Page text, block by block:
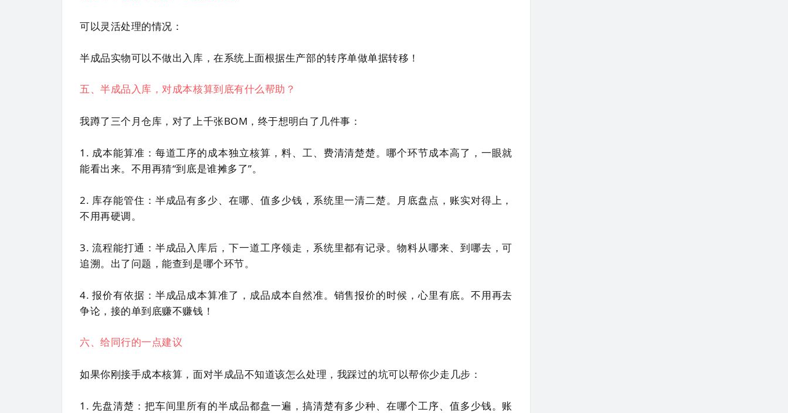
可以灵活处理的情况：
半成品实物可以不做出入库，在系统上面根据生产部的转序单做单据转移！
五、半成品入库，对成本核算到底有什么帮助？
我蹲了三个月仓库，对了上千张BOM，终于想明白了几件事：
1. 成本能算准：每道工序的成本独立核算，料、工、费清清楚楚。哪个环节成本高了，一眼就
能看出来。不用再猜“到底是谁摊多了”。
2. 库存能管住：半成品有多少、在哪、值多少钱，系统里一清二楚。月底盘点，账实对得上，
不用再硬调。
3. 流程能打通：半成品入库后，下一道工序领走，系统里都有记录。物料从哪来、到哪去，可
追溯。出了问题，能查到是哪个环节。
4. 报价有依据：半成品成本算准了，成品成本自然准。销售报价的时候，心里有底。不用再去
争论，接的单到底赚不赚钱！
六、给同行的一点建议
如果你刚接手成本核算，面对半成品不知道该怎么处理，我踩过的坑可以帮你少走几步：
1. 先盘清楚：把车间里所有的半成品都盘一遍，搞清楚有多少种、在哪个工序、值多少钱。账